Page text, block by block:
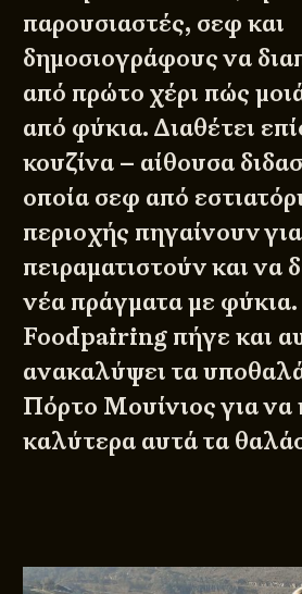
παρουσιαστές, σεφ και
δημοσιογράφους να
από πρώτο χέρι πώς
από φύκια. Διαθέτει
κουζίνα – αίθουσα
οποία σεφ από
περιοχής πηγαίνουν
πειραματιστούν και να
νέα πράγματα με
Foodpairing πήγε και
ανακαλύψει τα
Πόρτο Μουίνιος για να
καλύτερα αυτά τα